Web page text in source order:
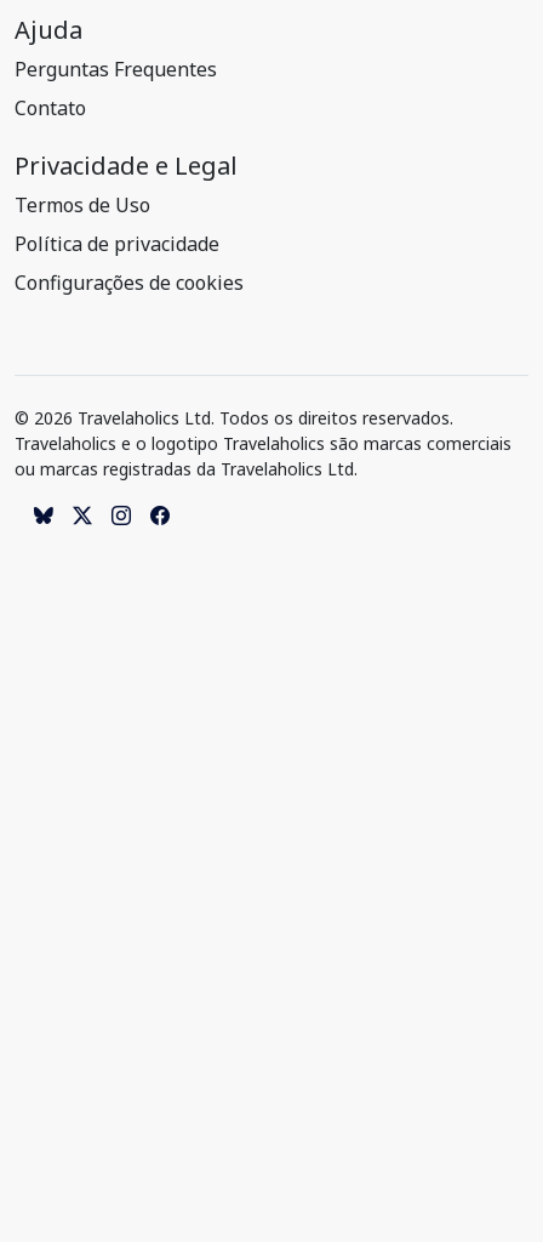
Ajuda
Perguntas Frequentes
Contato
Privacidade e Legal
Termos de Uso
Política de privacidade
Configurações de cookies
© 2026 Travelaholics Ltd. Todos os direitos reservados.
Travelaholics e o logotipo Travelaholics são marcas comerciais
ou marcas registradas da Travelaholics Ltd.